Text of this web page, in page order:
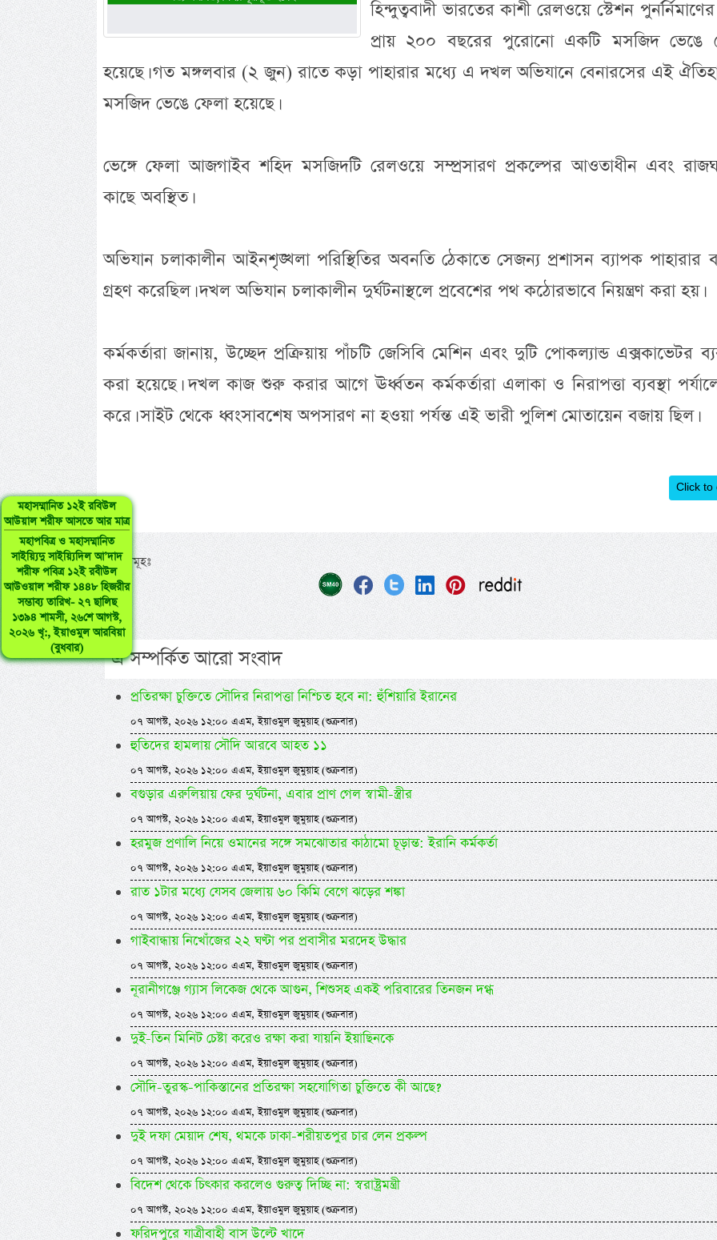
মহাসম্মানিত ১২ই রবিউল
আউয়াল শরীফ আসতে আর মাত্র
মহাপবিত্র ও মহাসম্মানিত
সাইয়্যিদু সাইয়্যিদিল আ’দাদ
শরীফ পবিত্র ১২ই রবীউল
আউওয়াল শরীফ ১৪৪৮ হিজরীর
সম্ভাব্য তারিখ- ২৭ ছালিছ
১৩৯৪ শামসী, ২৬শে আগস্ট,
২০২৬ খৃ:, ইয়াওমুল আরবিয়া
(বুধবার)
হিন্দুত্ববাদী ভারতের কাশী রেলওয়ে স্টেশন
প্রায় ২০০ বছরের পুরোনো একটি মসজিদ ভেঙে
হয়েছে। গত মঙ্গলবার (২ জুন) রাতে কড়া পাহারার মধ্যে এ দখল অভিযানে বেনারসের এই
মসজিদ ভেঙে ফেলা হয়েছে।
ভেঙ্গে ফেলা আজগাইব শহিদ মসজিদটি রেলওয়ে সম্প্রসারণ প্রকল্পের আওতাধীন এবং
কাছে অবস্থিত।
অভিযান চলাকালীন আইনশৃঙ্খলা পরিস্থিতির অবনতি ঠেকাতে সেজন্য প্রশাসন ব্যাপক পাহারার
গ্রহণ করেছিল। দখল অভিযান চলাকালীন দুর্ঘটনাস্থলে প্রবেশের পথ কঠোরভাবে নিয়ন্ত্রণ করা হয়।
কর্মকর্তারা জানায়, উচ্ছেদ প্রক্রিয়ায় পাঁচটি জেসিবি মেশিন এবং দুটি পোকল্যান্ড এক্সকাভেটর
করা হয়েছে। দখল কাজ শুরু করার আগে ঊর্ধ্বতন কর্মকর্তারা এলাকা ও নিরাপত্তা ব্যবস্থা
করে। সাইট থেকে ধ্বংসাবশেষ অপসারণ না হওয়া পর্যন্ত এই ভারী পুলিশ মোতায়েন বজায় ছিল।
Click to
ট্যাগসমূহঃ
এ সম্পর্কিত আরো সংবাদ
প্রতিরক্ষা চুক্তিতে সৌদির নিরাপত্তা নিশ্চিত হবে না: হুঁশিয়ারি ইরানের
০৭ আগস্ট, ২০২৬ ১২:০০ এএম, ইয়াওমুল জুমুয়াহ (শুক্রবার)
হুতিদের হামলায় সৌদি আরবে আহত ১১
০৭ আগস্ট, ২০২৬ ১২:০০ এএম, ইয়াওমুল জুমুয়াহ (শুক্রবার)
বগুড়ার এরুলিয়ায় ফের দুর্ঘটনা, এবার প্রাণ গেল স্বামী-স্ত্রীর
০৭ আগস্ট, ২০২৬ ১২:০০ এএম, ইয়াওমুল জুমুয়াহ (শুক্রবার)
হরমুজ প্রণালি নিয়ে ওমানের সঙ্গে সমঝোতার কাঠামো চূড়ান্ত: ইরানি কর্মকর্তা
০৭ আগস্ট, ২০২৬ ১২:০০ এএম, ইয়াওমুল জুমুয়াহ (শুক্রবার)
রাত ১টার মধ্যে যেসব জেলায় ৬০ কিমি বেগে ঝড়ের শঙ্কা
০৭ আগস্ট, ২০২৬ ১২:০০ এএম, ইয়াওমুল জুমুয়াহ (শুক্রবার)
গাইবান্ধায় নিখোঁজের ২২ ঘণ্টা পর প্রবাসীর মরদেহ উদ্ধার
০৭ আগস্ট, ২০২৬ ১২:০০ এএম, ইয়াওমুল জুমুয়াহ (শুক্রবার)
নূরানীগঞ্জে গ্যাস লিকেজ থেকে আগুন, শিশুসহ একই পরিবারের তিনজন দগ্ধ
০৭ আগস্ট, ২০২৬ ১২:০০ এএম, ইয়াওমুল জুমুয়াহ (শুক্রবার)
দুই-তিন মিনিট চেষ্টা করেও রক্ষা করা যায়নি ইয়াছিনকে
০৭ আগস্ট, ২০২৬ ১২:০০ এএম, ইয়াওমুল জুমুয়াহ (শুক্রবার)
সৌদি-তুরস্ক-পাকিস্তানের প্রতিরক্ষা সহযোগিতা চুক্তিতে কী আছে?
০৭ আগস্ট, ২০২৬ ১২:০০ এএম, ইয়াওমুল জুমুয়াহ (শুক্রবার)
দুই দফা মেয়াদ শেষ, থমকে ঢাকা-শরীয়তপুর চার লেন প্রকল্প
০৭ আগস্ট, ২০২৬ ১২:০০ এএম, ইয়াওমুল জুমুয়াহ (শুক্রবার)
বিদেশ থেকে চিৎকার করলেও গুরুত্ব দিচ্ছি না: স্বরাষ্ট্রমন্ত্রী
০৭ আগস্ট, ২০২৬ ১২:০০ এএম, ইয়াওমুল জুমুয়াহ (শুক্রবার)
ফরিদপুরে যাত্রীবাহী বাস উল্টে খাদে